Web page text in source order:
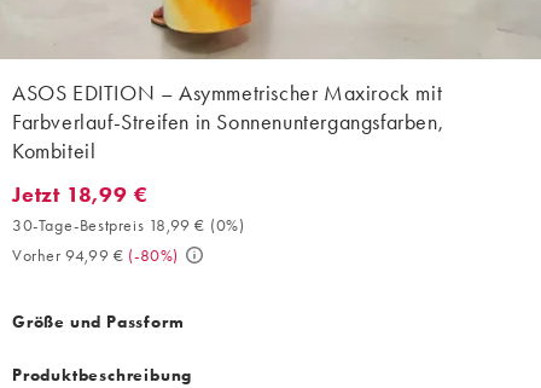
ASOS EDITION – Asymmetrischer Maxirock mit
Farbverlauf-Streifen in Sonnenuntergangsfarben,
Kombiteil
Jetzt 18,99 €. 30-Tage-Bestpreis 18,99 € (0%). Vorher 94,99 €.
Jetzt 18,99 €
30-Tage-Bestpreis 18,99 € (0%)
Vorher 94,99 € (-80%)
Größe und Passform
Produktbeschreibung